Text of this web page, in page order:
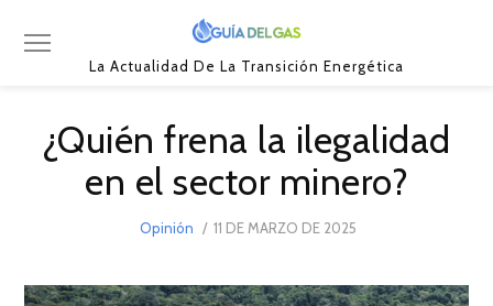
La Actualidad De La Transición Energética
¿Quién frena la ilegalidad
en el sector minero?
Opinión
POSTED
11 DE MARZO DE 2025
DE